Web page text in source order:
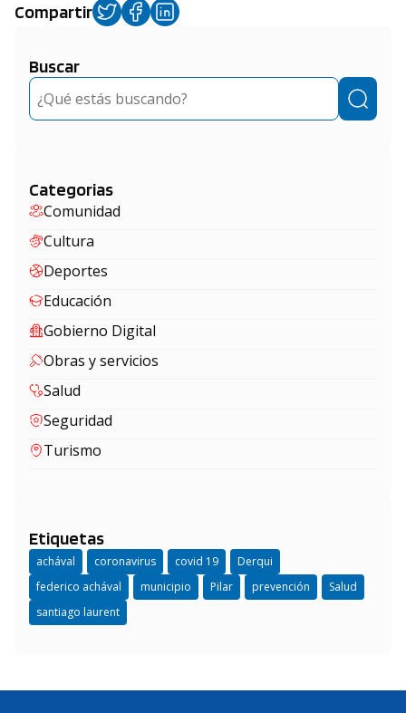
Compartir
Buscar
Buscar
Categorias
Comunidad
Cultura
Deportes
Educación
Gobierno Digital
Obras y servicios
Salud
Seguridad
Turismo
Etiquetas
achával coronavirus covid 19
Derqui
federico achával
municipio Pilar prevención
Salud
santiago laurent